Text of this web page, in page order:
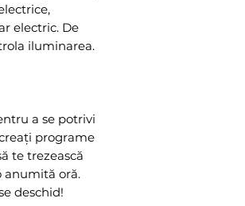
electric. De
iluminarea.
a se potrivi
programe
te trezească
anumită oră.
deschid!